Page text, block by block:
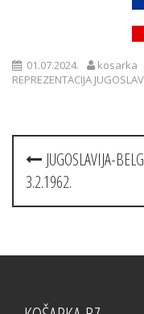
01.07.2024. kosarka
REPREZENTACIJA
Post
navigation
JUGOSLAVIJA-
3.2.1962.